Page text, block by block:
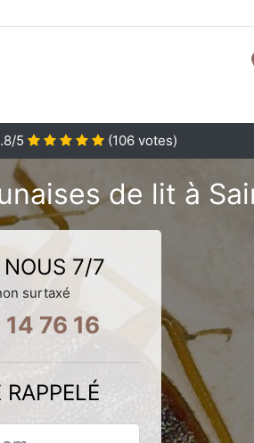
/5 (106 votes)
de lit à
NOUS 7/7
surtaxé
76 16
RAPPELÉ